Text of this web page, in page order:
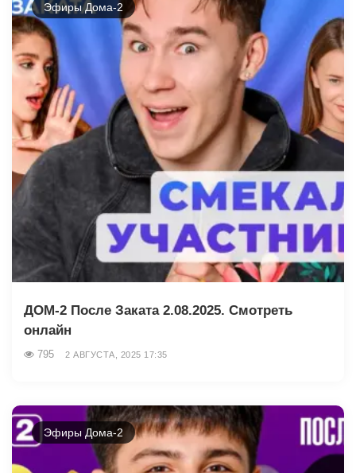
Эфиры Дома-2
ДОМ-2 После Заката 2.08.2025. Смотреть
онлайн
795 2 АВГУСТА, 2025 17:35
Эфиры Дома-2